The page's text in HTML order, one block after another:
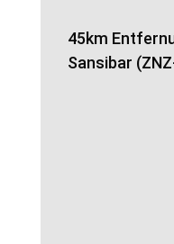
45km
Sansibar